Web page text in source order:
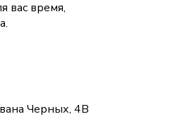
вас время,
Черных, 4В